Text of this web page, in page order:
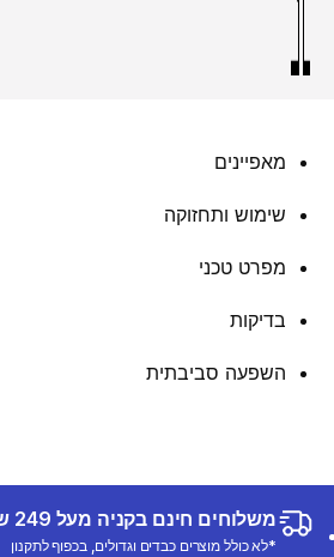
מאפיינים
שימוש ותחזוקה
מפרט טכני
בדיקות
השפעה סביבתית
משלוחים חינם בקניה מעל 249 ש"ח
*לא כולל מוצרים כבדים וגדולים, בכפוף לתקנון